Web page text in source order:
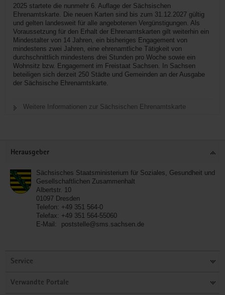
2025 startete die nunmehr 6. Auflage der Sächsischen
Ehrenamtskarte. Die neuen Karten sind bis zum 31.12.2027 gültig
und gelten landesweit für alle angebotenen Vergünstigungen. Als
Voraussetzung für den Erhalt der Ehrenamtskarten gilt weiterhin ein
Mindestalter von 14 Jahren, ein bisheriges Engagement von
mindestens zwei Jahren, eine ehrenamtliche Tätigkeit von
durchschnittlich mindestens drei Stunden pro Woche sowie ein
Wohnsitz bzw. Engagement im Freistaat Sachsen. In Sachsen
beteiligen sich derzeit 250 Städte und Gemeinden an der Ausgabe
der Sächsische Ehrenamtskarte.
Weitere Informationen zur Sächsischen Ehrenamtskarte
Herausgeber
Sächsisches Staatsministerium für Soziales, Gesundheit und
Gesellschaftlichen Zusammenhalt
Albertstr. 10
01097 Dresden
Telefon: +49 351 564-0
Telefax: +49 351 564-55060
E-Mail:
poststelle@sms.sachsen.de
Service
Verwandte Portale